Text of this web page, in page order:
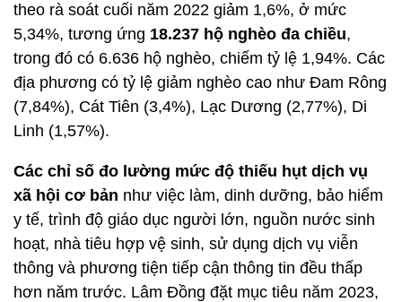
theo rà soát cuối năm 2022 giảm 1,6%, ở mức
5,34%, tương ứng 18.237 hộ nghèo đa chiều,
trong đó có 6.636 hộ nghèo, chiếm tỷ lệ 1,94%. Các
địa phương có tỷ lệ giảm nghèo cao như Đam Rông
(7,84%), Cát Tiên (3,4%), Lạc Dương (2,77%), Di
Linh (1,57%).
Các chỉ số đo lường mức độ thiếu hụt dịch vụ
xã hội cơ bản như việc làm, dinh dưỡng, bảo hiểm
y tế, trình độ giáo dục người lớn, nguồn nước sinh
hoạt, nhà tiêu hợp vệ sinh, sử dụng dịch vụ viễn
thông và phương tiện tiếp cận thông tin đều thấp
hơn năm trước. Lâm Đồng đặt mục tiêu năm 2023,